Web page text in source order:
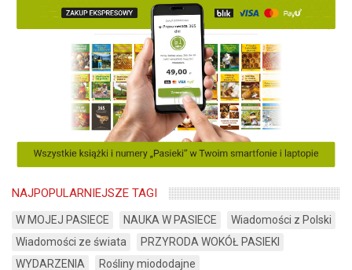
NAJPOPULARNIEJSZE TAGI
W MOJEJ PASIECE NAUKA W PASIECE
Wiadomości z Polski
Wiadomości ze świata
PRZYRODA WOKÓŁ PASIEKI
WYDARZENIA
Rośliny miododajne